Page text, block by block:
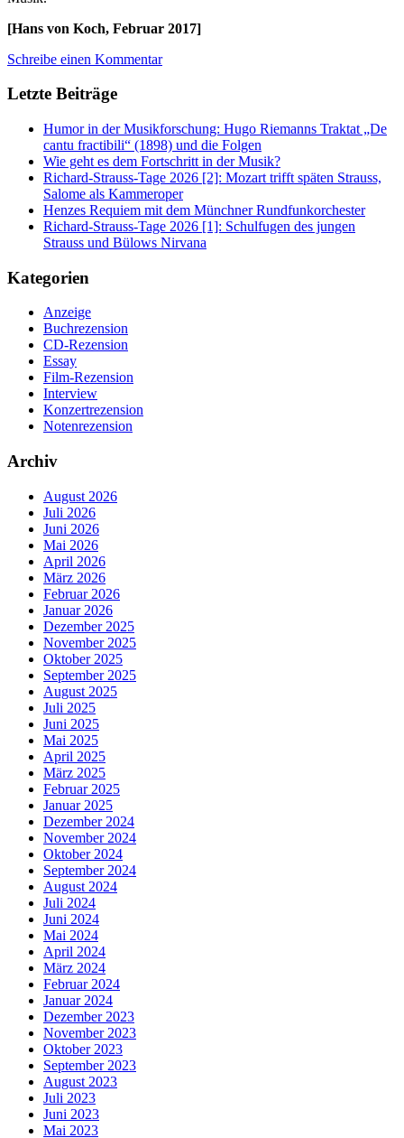
[Hans von Koch, Februar 2017]
Schreibe einen Kommentar
Letzte Beiträge
Humor in der Musikforschung: Hugo Riemanns Traktat „De
cantu fractibili“ (1898) und die Folgen
Wie geht es dem Fortschritt in der Musik?
Richard-Strauss-Tage 2026 [2]: Mozart trifft späten Strauss,
Salome als Kammeroper
Henzes Requiem mit dem Münchner Rundfunkorchester
Richard-Strauss-Tage 2026 [1]: Schulfugen des jungen
Strauss und Bülows Nirvana
Kategorien
Anzeige
Buchrezension
CD-Rezension
Essay
Film-Rezension
Interview
Konzertrezension
Notenrezension
Archiv
August 2026
Juli 2026
Juni 2026
Mai 2026
April 2026
März 2026
Februar 2026
Januar 2026
Dezember 2025
November 2025
Oktober 2025
September 2025
August 2025
Juli 2025
Juni 2025
Mai 2025
April 2025
März 2025
Februar 2025
Januar 2025
Dezember 2024
November 2024
Oktober 2024
September 2024
August 2024
Juli 2024
Juni 2024
Mai 2024
April 2024
März 2024
Februar 2024
Januar 2024
Dezember 2023
November 2023
Oktober 2023
September 2023
August 2023
Juli 2023
Juni 2023
Mai 2023